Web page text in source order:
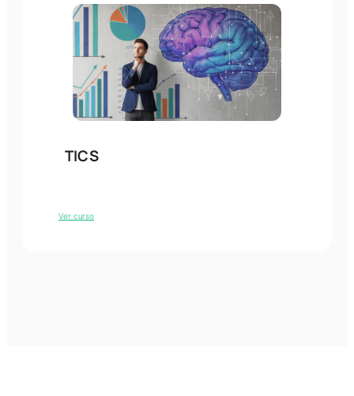
TICS
Ver curso